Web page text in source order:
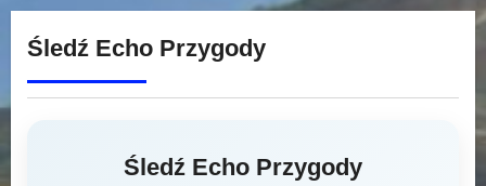
Śledź Echo Przygody
Śledź Echo Przygody